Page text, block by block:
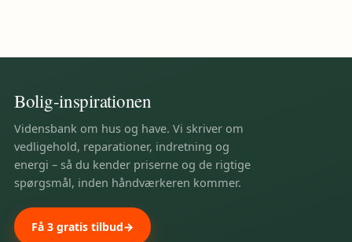
Bolig-inspirationen
Vidensbank om hus og have. Vi skriver om
vedligehold, reparationer, indretning og
energi – så du kender priserne og de rigtige
spørgsmål, inden håndværkeren kommer.
Få 3 gratis tilbud